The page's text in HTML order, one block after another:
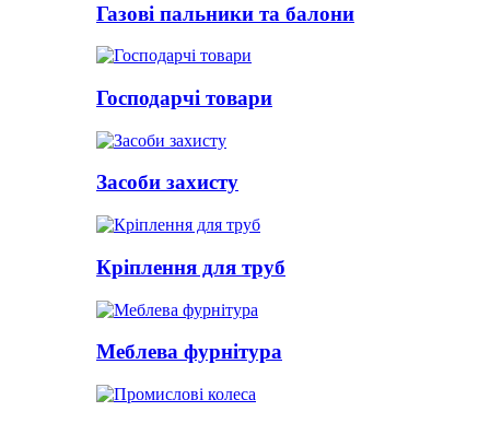
Газові пальники та балони
Господарчі товари
Засоби захисту
Кріплення для труб
Меблева фурнітура